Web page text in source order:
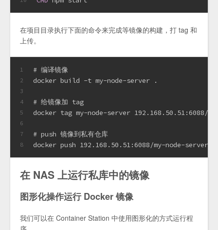
在项目目录执行下面的命令来完成等镜像的构建，打 tag 和
上传。
1
2
3
4
5
6
7
8
# 编译镜像
docker build -t my-node-server .
# 给镜像加 tag
docker tag my-node-server 192.168.50.51:6088/
# push 镜像到私有仓库
docker push 192.168.50.51:6088/my-node-
在 NAS 上运行私库中的镜像
图形化操作运行 Docker 镜像
我们可以在 Container Station 中使用图形化的方式运行程